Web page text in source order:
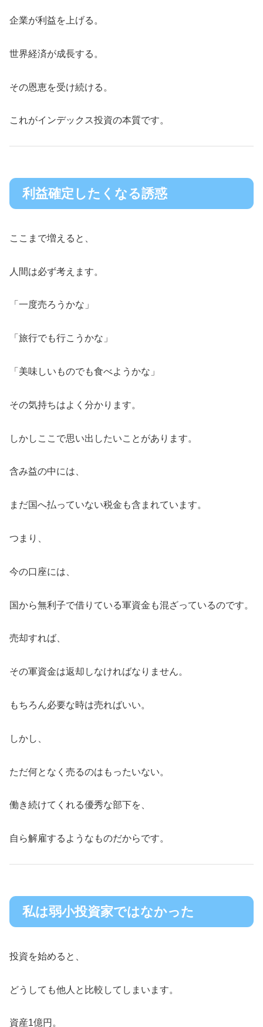
企業が利益を上げる。
世界経済が成長する。
その恩恵を受け続ける。
これがインデックス投資の本質です。
利益確定したくなる誘惑
ここまで増えると、
人間は必ず考えます。
「一度売ろうかな」
「旅行でも行こうかな」
「美味しいものでも食べようかな」
その気持ちはよく分かります。
しかしここで思い出したいことがあります。
含み益の中には、
まだ国へ払っていない税金も含まれています。
つまり、
今の口座には、
国から無利子で借りている軍資金も混ざっているのです。
売却すれば、
その軍資金は返却しなければなりません。
もちろん必要な時は売ればいい。
しかし、
ただ何となく売るのはもったいない。
働き続けてくれる優秀な部下を、
自ら解雇するようなものだからです。
私は弱小投資家ではなかった
投資を始めると、
どうしても他人と比較してしまいます。
資産1億円。